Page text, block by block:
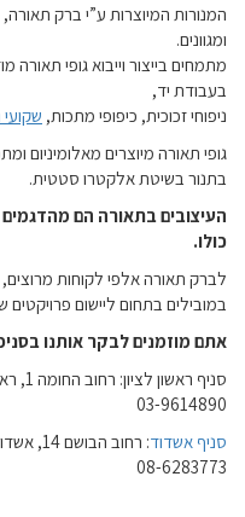
המנורות המיוצרות ע”י ברק
ומגוונים.
מתמחים בייצור וייבוא גופי תאורה
בעבודת יד,
ניפוחי זכוכית, כיפופי מתכות,
גופי תאורה מיוצרים מאלומיניום
בתנור בשיטת אלקטרו סטטית.
העיצובים בתאורה הם מהדגמים
כולו.
לברק תאורה אלפי לקוחות מרוצים,
במובילים בתחום ליישום פרויקטים
אתם מוזמנים לבקר אותנו
סניף ראשון לציון: רחוב החומה 1, ראשון לציון
03-9614890
סניף אשדוד: רחוב הבושם 14, אשדוד
08-6283773